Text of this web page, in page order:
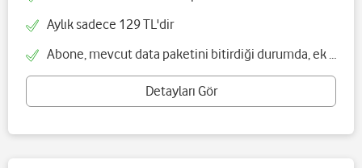
Aylık sadece 129 TL'dir
Abone, mevcut data paketini bitirdiği durumda, ek data paketi satın alabilecektir
Detayları Gör